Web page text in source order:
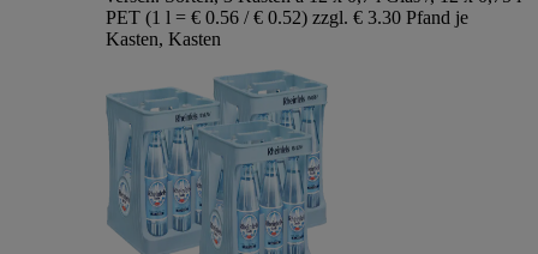
PET (1 l = € 0.56 / € 0.52) zzgl. € 3.30 Pfand je
Kasten, Kasten